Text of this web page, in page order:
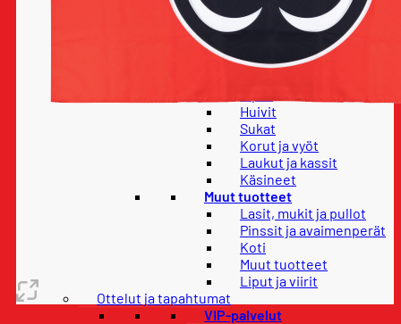
Lasten takit
Vauvatuotteet
Pelipaidat
Asusteet
Huivit
Sukat
Korut ja vyöt
Laukut ja kassit
Käsineet
Muut tuotteet
Lasit, mukit ja pullot
Pinssit ja avaimenperät
Koti
Muut tuotteet
Liput ja viirit
Ottelut ja tapahtumat
VIP-palvelut